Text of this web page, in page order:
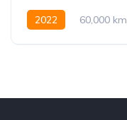
2022 60,000 km